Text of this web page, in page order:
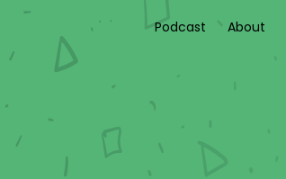
Podcast About